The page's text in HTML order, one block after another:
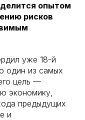
опытом
рисков
уже 18-й
один из самых
цель —
экономику,
предыдущих
и